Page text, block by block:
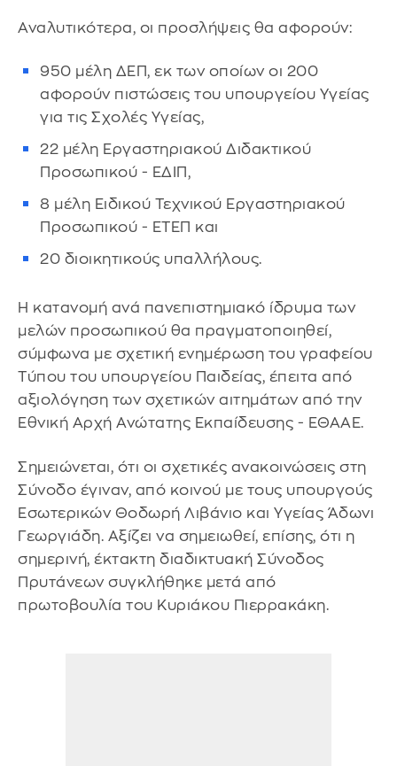
Αναλυτικότερα, οι προσλήψεις θα αφορούν:
950 μέλη ΔΕΠ, εκ των οποίων οι 200
αφορούν πιστώσεις του υπουργείου Υγείας
για τις Σχολές Υγείας,
22 μέλη Εργαστηριακού Διδακτικού
Προσωπικού - ΕΔΙΠ,
8 μέλη Ειδικού Τεχνικού Εργαστηριακού
Προσωπικού - ΕΤΕΠ και
20 διοικητικούς υπαλλήλους.
Η κατανομή ανά πανεπιστημιακό ίδρυμα των
μελών προσωπικού θα πραγματοποιηθεί,
σύμφωνα με σχετική ενημέρωση του γραφείου
Τύπου του υπουργείου Παιδείας, έπειτα από
αξιολόγηση των σχετικών αιτημάτων από την
Εθνική Αρχή Ανώτατης Εκπαίδευσης - ΕΘΑΑΕ.
Σημειώνεται, ότι οι σχετικές ανακοινώσεις στη
Σύνοδο έγιναν, από κοινού με τους υπουργούς
Εσωτερικών Θοδωρή Λιβάνιο και Υγείας Άδωνι
Γεωργιάδη. Αξίζει να σημειωθεί, επίσης, ότι η
σημερινή, έκτακτη διαδικτυακή Σύνοδος
Πρυτάνεων συγκλήθηκε μετά από
πρωτοβουλία του Κυριάκου Πιερρακάκη.